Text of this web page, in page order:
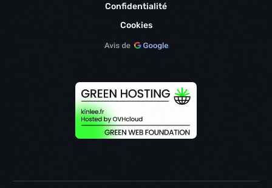
Confidentialité
Cookies